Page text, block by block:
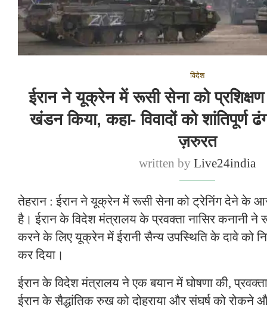
विदेश
ईरान ने यूक्रेन में रूसी सेना को
खंडन किया, कहा- विवादों को
ज़रुरत
written byLive24india
तेहरान : ईरान ने यूक्रेन में रूसी सेना को ट्रेनिंग देने के
है। ईरान के विदेश मंत्रालय के प्रवक्ता नासिर कनानी ने
करने के लिए यूक्रेन में ईरानी सैन्य उपस्थिति के दावे को
कर दिया।
ईरान के विदेश मंत्रालय ने एक बयान में घोषणा की,
ईरान के सैद्धांतिक रुख को दोहराया और संघर्ष को